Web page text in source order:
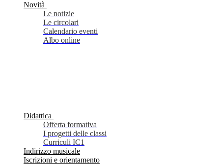
Novità
Le notizie
Le circolari
Calendario eventi
Albo online
Didattica
Offerta formativa
I progetti delle classi
Curriculi IC1
Indirizzo musicale
Iscrizioni e orientamento